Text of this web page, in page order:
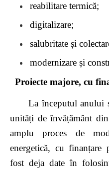
reabilitare termică;
digitalizare;
salubritate și
modernizare și
Proiecte majore, cu
La începutul anului
unități de învățământ
amplu proces de
energetică, cu
fost deja date în